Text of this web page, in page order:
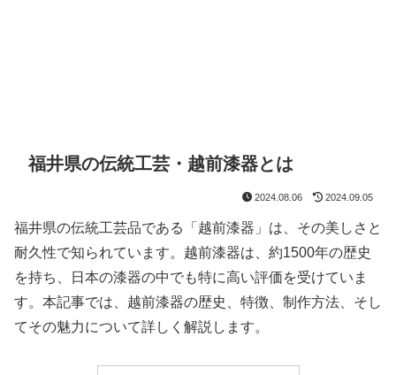
福井県の伝統工芸・越前漆器とは
2024.08.06 2024.09.05
福井県の伝統工芸品である「越前漆器」は、その美しさと
耐久性で知られています。越前漆器は、約1500年の歴史
を持ち、日本の漆器の中でも特に高い評価を受けていま
す。本記事では、越前漆器の歴史、特徴、制作方法、そし
てその魅力について詳しく解説します。